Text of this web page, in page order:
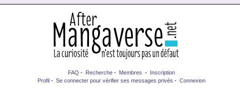
FAQ - Recherche - Membres - Inscription
Profil - Se connecter pour vérifier ses messages privés - Connexion